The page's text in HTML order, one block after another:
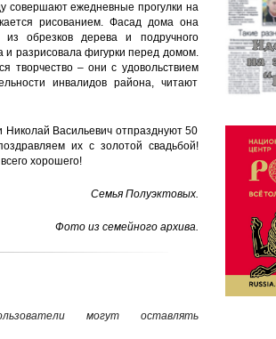
совершают ежедневные прогулки на
рисованием. Фасад дома она
обрезков дерева и подручного
и разрисовала фигурки перед домом.
творчество – они с удовольствием
инвалидов района, читают
Васильевич отпразднуют 50
их с золотой свадьбой!
хорошего!
Семья Полуэктовых.
Фото из семейного архива.
могут оставлять